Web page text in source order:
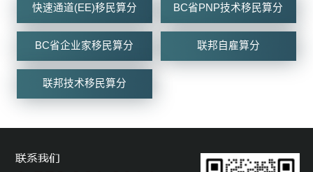
快速通道(EE)移民算分 BC省PNP技术移民算分
BC省企业家移民算分 联邦自雇算分
联邦技术移民算分